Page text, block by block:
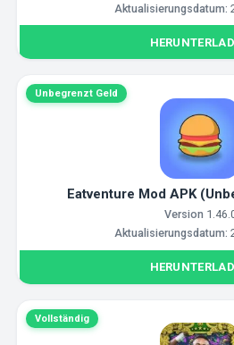
Aktualisierungsdatum:
Unbegrenzt Geld
Eatventure Mod APK
Version
Aktualisierungsdatum:
Vollständig